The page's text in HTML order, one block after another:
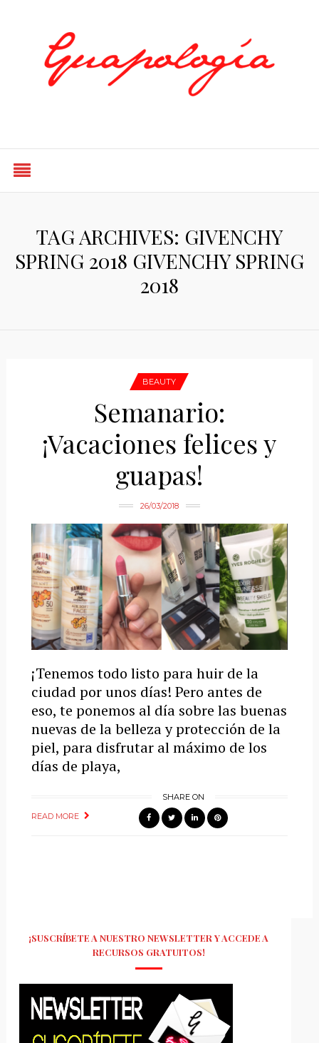
TAG ARCHIVES: GIVENCHY
SPRING 2018 GIVENCHY SPRING
2018
BEAUTY
Semanario:
¡Vacaciones felices y
guapas!
26/03/2018
¡Tenemos todo listo para huir de la
ciudad por unos días! Pero antes de
eso, te ponemos al día sobre las buenas
nuevas de la belleza y protección de la
piel, para disfrutar al máximo de los
días de playa,
READ MORE
SHARE ON
¡SUSCRÍBETE A NUESTRO NEWSLETTER Y ACCEDE A
RECURSOS GRATUITOS!